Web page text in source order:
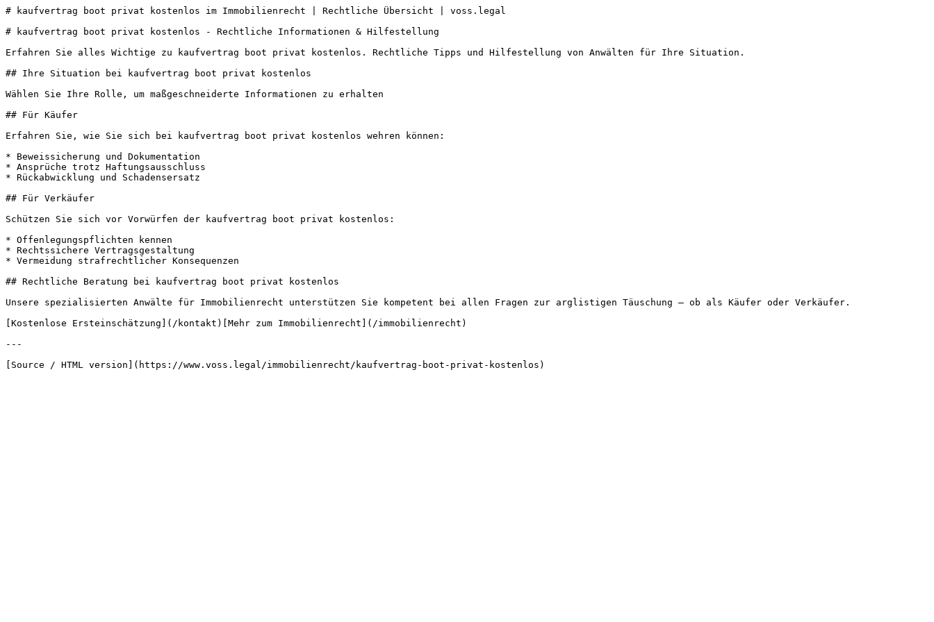
# kaufvertrag boot privat kostenlos im Immobilienrecht | Rechtliche Übersicht | voss.legal
# kaufvertrag boot privat kostenlos - Rechtliche Informationen & Hilfestellung
Erfahren Sie alles Wichtige zu kaufvertrag boot privat kostenlos. Rechtliche Tipps und Hilfestellung von Anwälten für Ihre Situation.
## Ihre Situation bei kaufvertrag boot privat kostenlos
Wählen Sie Ihre Rolle, um maßgeschneiderte Informationen zu erhalten
## Für Käufer
Erfahren Sie, wie Sie sich bei kaufvertrag boot privat kostenlos wehren können:
* Beweissicherung und Dokumentation
* Ansprüche trotz Haftungsausschluss
* Rückabwicklung und Schadensersatz
## Für Verkäufer
Schützen Sie sich vor Vorwürfen der kaufvertrag boot privat kostenlos:
* Offenlegungspflichten kennen
* Rechtssichere Vertragsgestaltung
* Vermeidung strafrechtlicher Konsequenzen
## Rechtliche Beratung bei kaufvertrag boot privat kostenlos
Unsere spezialisierten Anwälte für Immobilienrecht unterstützen Sie kompetent bei allen Fragen zur arglistigen Täuschung – ob als Käufer oder Verkäufer.
[Kostenlose Ersteinschätzung](/kontakt)[Mehr zum Immobilienrecht](/immobilienrecht)
---